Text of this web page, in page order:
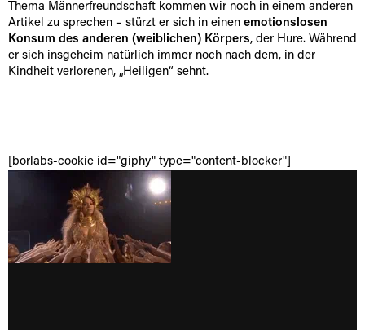
Thema Männerfreundschaft kommen wir noch in einem anderen
Artikel zu sprechen – stürzt er sich in einen emotionslosen
Konsum des anderen (weiblichen) Körpers, der Hure. Während
er sich insgeheim natürlich immer noch nach dem, in der
Kindheit verlorenen, „Heiligen“ sehnt.
[borlabs-cookie id="giphy" type="content-blocker"]